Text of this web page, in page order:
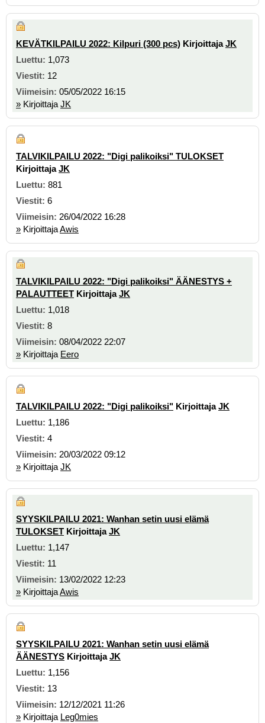
KEVÄTKILPAILU 2022: Kilpuri (300 pcs) KirjoittajaJK
1,073
12
05/05/2022 16:15
» Kirjoittaja JK
TALVIKILPAILU 2022: "Digi palikoiksi" TULOKSET
KirjoittajaJK
881
6
26/04/2022 16:28
» KirjoittajaAwis
TALVIKILPAILU 2022: "Digi palikoiksi" ÄÄNESTYS +
PALAUTTEET KirjoittajaJK
1,018
8
08/04/2022 22:07
» Kirjoittaja Eero
TALVIKILPAILU 2022: "Digi palikoiksi" KirjoittajaJK
1,186
4
20/03/2022 09:12
» Kirjoittaja JK
SYYSKILPAILU 2021: Wanhan setin uusi elämä
TULOKSET KirjoittajaJK
1,147
11
13/02/2022 12:23
» KirjoittajaAwis
SYYSKILPAILU 2021: Wanhan setin uusi elämä
ÄÄNESTYS KirjoittajaJK
1,156
13
12/12/2021 11:26
» Kirjoittaja Leg0mies